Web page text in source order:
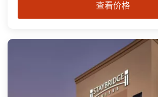
查看价格